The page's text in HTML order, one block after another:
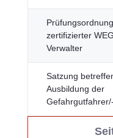
Prüfungsordnung
zertifizierter
Verwalter
Satzung
Ausbildung der